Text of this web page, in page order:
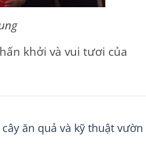
khởi và vui tươi của
ăn quả và kỹ thuật vườn